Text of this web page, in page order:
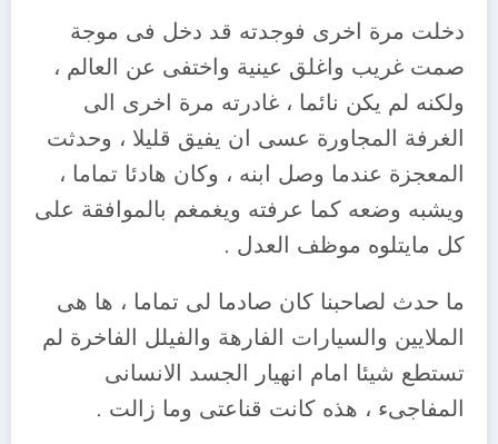
دخلت مرة اخرى فوجدته قد دخل فى موجة
صمت غريب واغلق عينية واختفى عن العالم ،
ولكنه لم يكن نائما ، غادرته مرة اخرى الى
الغرفة المجاورة عسى ان يفيق قليلا ، وحدثت
المعجزة عندما وصل ابنه ، وكان هادئا تماما ،
ويشبه وضعه كما عرفته ويغمغم بالموافقة على
كل مايتلوه موظف العدل .
ما حدث لصاحبنا كان صادما لى تماما ، ها هى
الملايين والسيارات الفارهة والفيلل الفاخرة لم
تستطع شيئا امام انهيار الجسد الانسانى
المفاجىء ، هذه كانت قناعتى وما زالت .